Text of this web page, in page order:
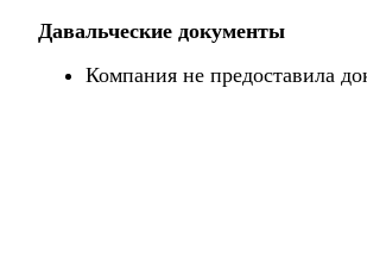
Давальческие документы
Компания не предоставила